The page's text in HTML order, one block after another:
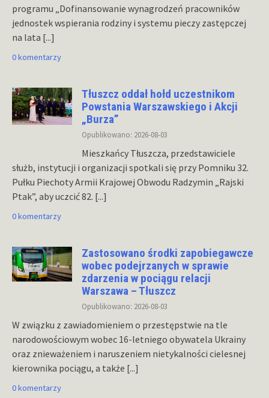
programu „Dofinansowanie wynagrodzeń pracowników
jednostek wspierania rodziny i systemu pieczy zastępczej
na lata [...]
0 komentarzy
Tłuszcz oddał hołd uczestnikom
Powstania Warszawskiego i Akcji
„Burza”
Opublikowano: 2026-08-03
Mieszkańcy Tłuszcza, przedstawiciele
służb, instytucji i organizacji spotkali się przy Pomniku 32.
Pułku Piechoty Armii Krajowej Obwodu Radzymin „Rajski
Ptak”, aby uczcić 82. [...]
0 komentarzy
Zastosowano środki zapobiegawcze
wobec podejrzanych w sprawie
zdarzenia w pociągu relacji
Warszawa – Tłuszcz
Opublikowano: 2026-08-03
W związku z zawiadomieniem o przestępstwie na tle
narodowościowym wobec 16-letniego obywatela Ukrainy
oraz znieważeniem i naruszeniem nietykalności cielesnej
kierownika pociągu, a także [...]
0 komentarzy